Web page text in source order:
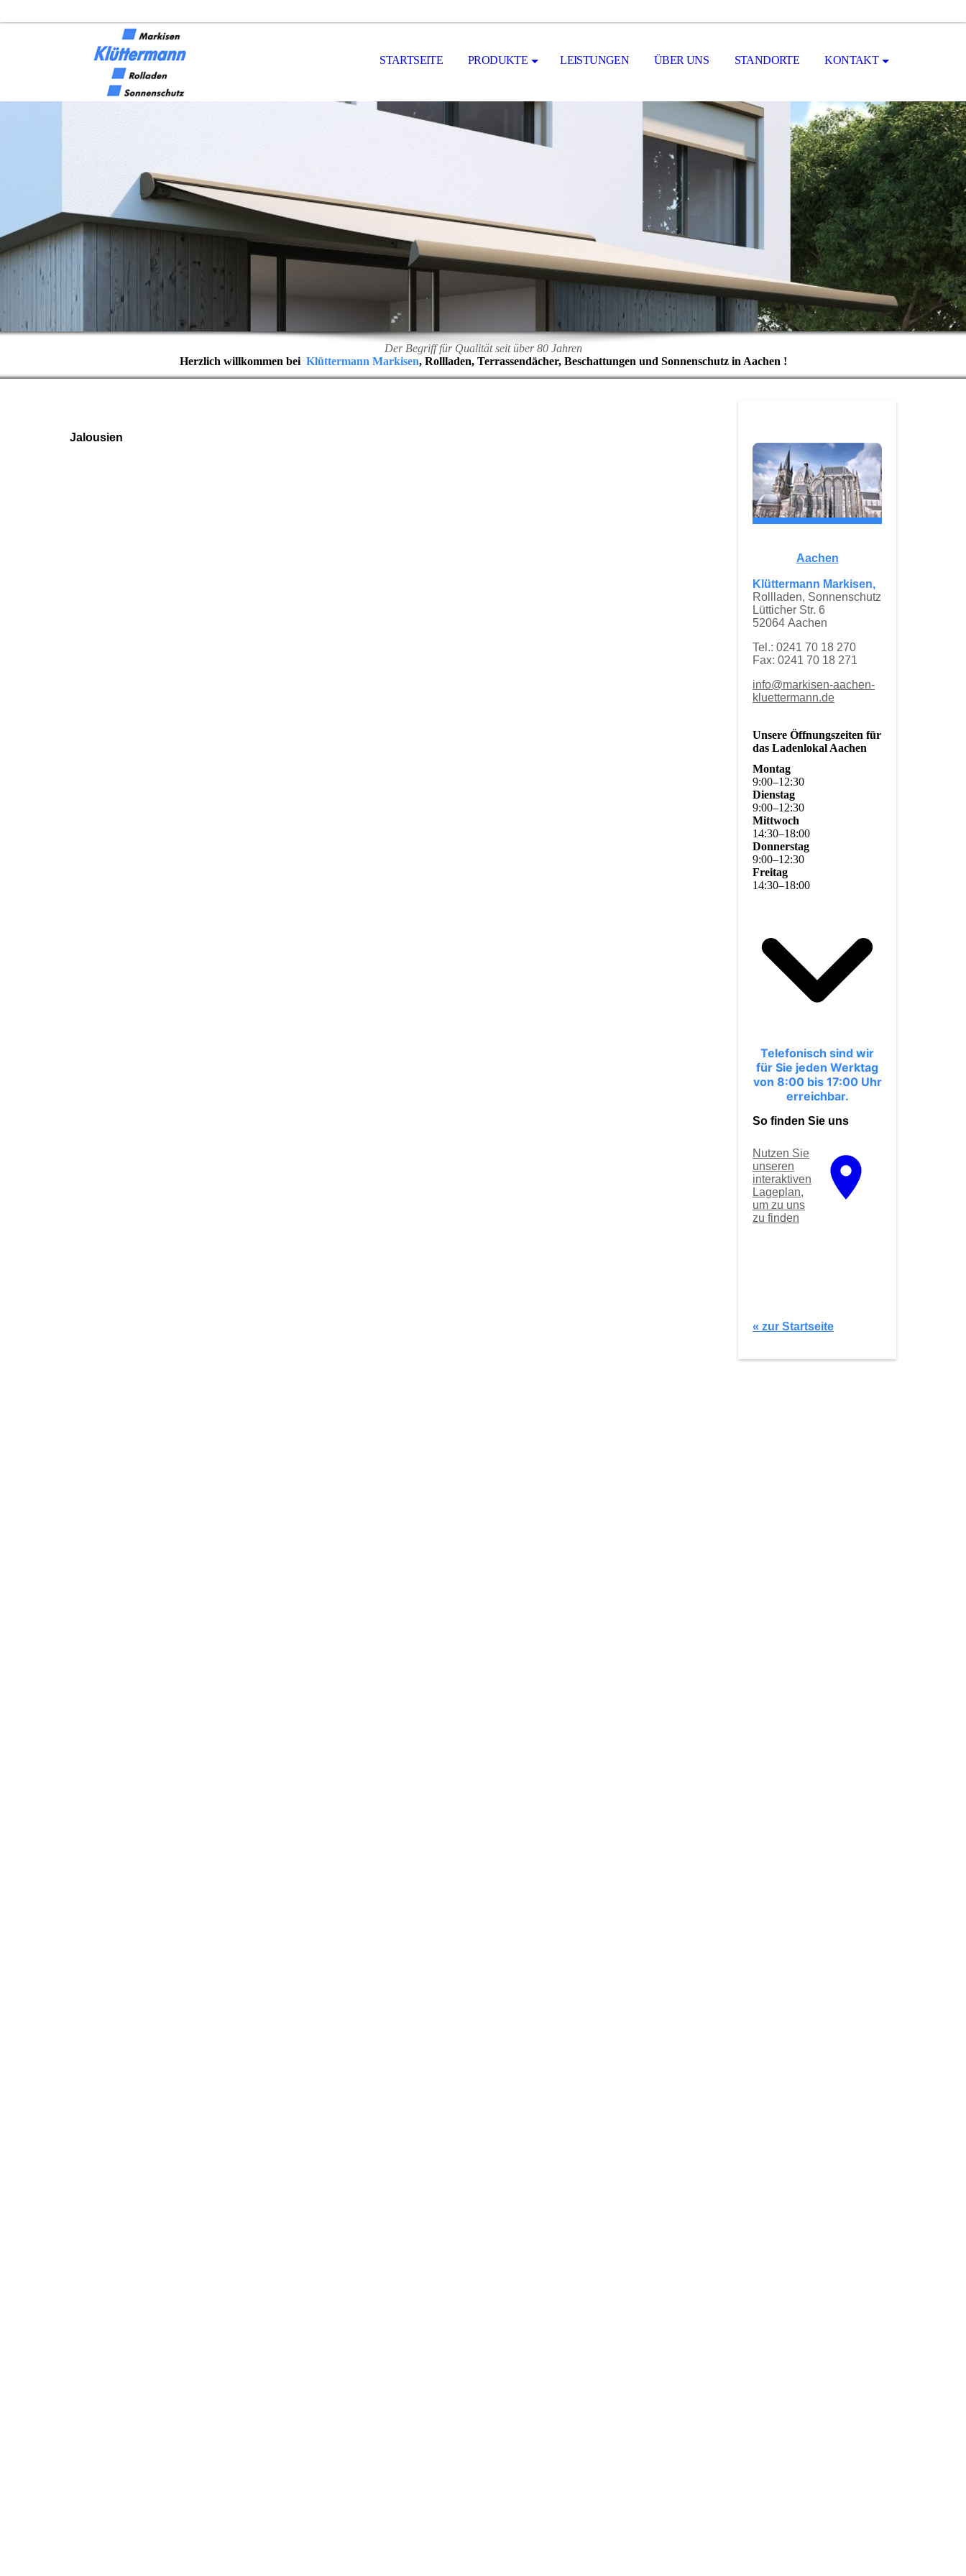
STARTSEITE PRODUKTE LEISTUNGEN ÜBER UNS STANDORTE KONTAKT
Der Begriff für Qualität seit über 80 Jahren
Herzlich willkommen bei Klüttermann Markisen, Rollladen, Terrassendächer, Beschattungen und Sonnenschutz in Aachen !
Jalousien
Aachen
Klüttermann Markisen,
Rollladen, Sonnenschutz
Lütticher Str. 6
52064 Aachen
Tel.: 0241 70 18 270
Fax: 0241 70 18 271
info@markisen-aachen-
kluettermann.de
Unsere Öffnungszeiten für
das Ladenlokal Aachen
Montag
9:00–12:30
Dienstag
9:00–12:30
Mittwoch
14:30–18:00
Donnerstag
9:00–12:30
Freitag
14:30–18:00
Telefonisch sind wir
für Sie jeden Werktag
von 8:00 bis 17:00 Uhr
erreichbar.
So finden Sie uns
Nutzen Sie
unseren
interaktiven
La­ge­plan,
um zu uns
zu finden
« zur Startseite